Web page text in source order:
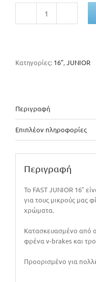
FAST
Κατηγορίες: 16",JUNIOR
Περιγραφή
Επιπλέον πληροφορίες
Περιγραφή
Το FAST JUNIOR 16″
για τους μικρούς μας
χρώματα.
Κατασκευασμένο από
φρένα v-brakes και
Προορισμένο για